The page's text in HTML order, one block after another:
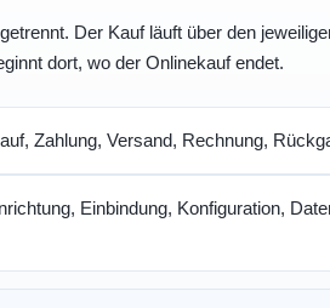
Der Kauf läuft über den
dort, wo der Onlinekauf endet.
Zahlung, Versand, Rechnung,
Einbindung, Konfiguration,